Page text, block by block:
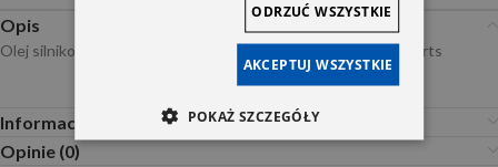
Opis
Olej silnikowy MB 229.51 1L 5w30 Oryginał Mercedes Starparts
Informacje dodatkowe
Opinie (0)
AKCEPTUJ WSZYSTKIE
ODRZUĆ WSZYSTKIE
POKAŻ SZCZEGÓŁY